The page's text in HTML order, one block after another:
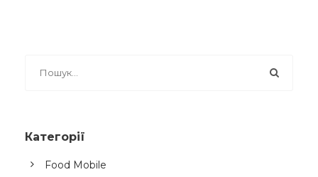
Категорії
Food Mobile